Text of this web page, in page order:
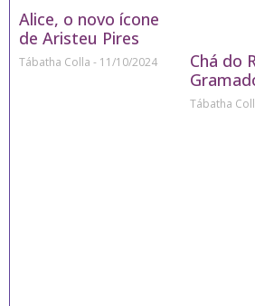
Alice, o novo ícone
de Aristeu Pires
Tábatha Colla 11/10/2024
Chá do
Tábatha